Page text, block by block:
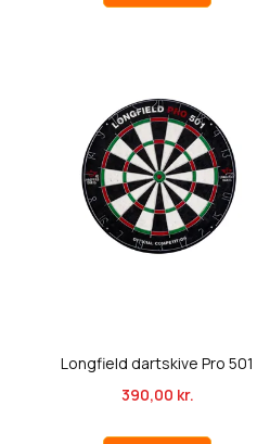
Longfield dartskive Pro 501
390,00 kr.